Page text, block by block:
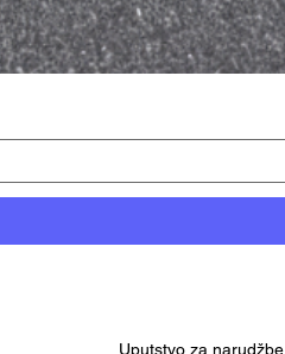
Uputstvo za narudžbe